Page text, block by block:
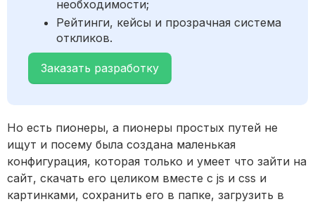
необходимости;
Рейтинги, кейсы и прозрачная система
откликов.
Заказать разработку
Но есть пионеры, а пионеры простых путей не
ищут и посему была создана маленькая
конфигурация, которая только и умеет что зайти на
сайт, скачать его целиком вместе с js и css и
картинками, сохранить его в папке, загрузить в